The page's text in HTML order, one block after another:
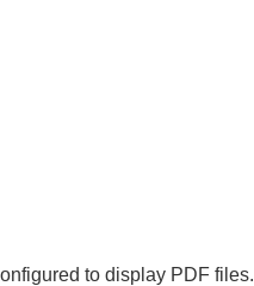
to display PDF files.